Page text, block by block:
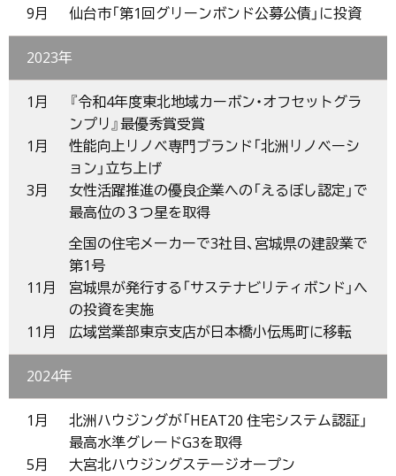
9月
仙台市「第1回グリーンボンド公募公債」に投資
2023年
1月
『令和4年度東北地域カーボン・オフセットグラ
ンプリ』最優秀賞受賞
1月
性能向上リノベ専門ブランド「北洲リノベーシ
ョン」立ち上げ
3月
女性活躍推進の優良企業への「えるぼし認定」で
最高位の３つ星を取得
全国の住宅メーカーで3社目、宮城県の建設業で
第1号
11月
宮城県が発行する「サステナビリティボンド」へ
の投資を実施
11月
広域営業部東京支店が日本橋小伝馬町に移転
2024年
1月
北洲ハウジングが「HEAT20 住宅システム認証」
最高水準グレードG3を取得
5月
大宮北ハウジングステージオープン